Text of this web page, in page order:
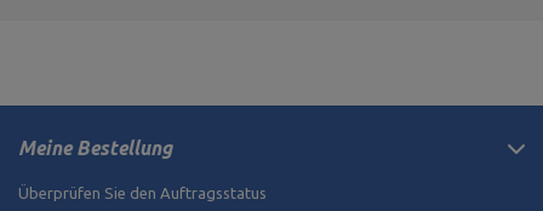
Meine Bestellung
Überprüfen Sie den Auftragsstatus